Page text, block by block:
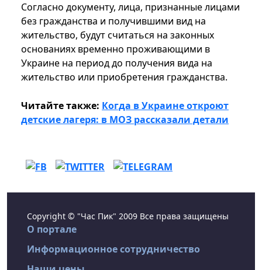
Согласно документу, лица, признанные лицами
без гражданства и получившими вид на
жительство, будут считаться на законных
основаниях временно проживающими в
Украине на период до получения вида на
жительство или приобретения гражданства.
Читайте также: Когда в Украине откроют
детские лагеря: в МОЗ рассказали детали
Copyright © "Час Пик" 2009 Все права защищены
О портале
Информационное сотрудничество